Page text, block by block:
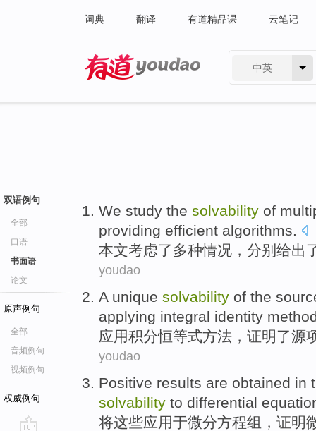
词典 翻译 有道精品课 云笔记
中英
双语例句
全部
口语
书面语
论文
原声例句
全部
音频例句
视频例句
权威例句
We study the solvability of
providing efficient algorithms.
本文考虑了 多种情况 ，分别给出
youdao
A unique solvability of the
applying integral identity
应用积分恒等式方法，证明了源
youdao
Positive results are obtained in
solvability to differential
将这些应用于微分方程组 ，证明